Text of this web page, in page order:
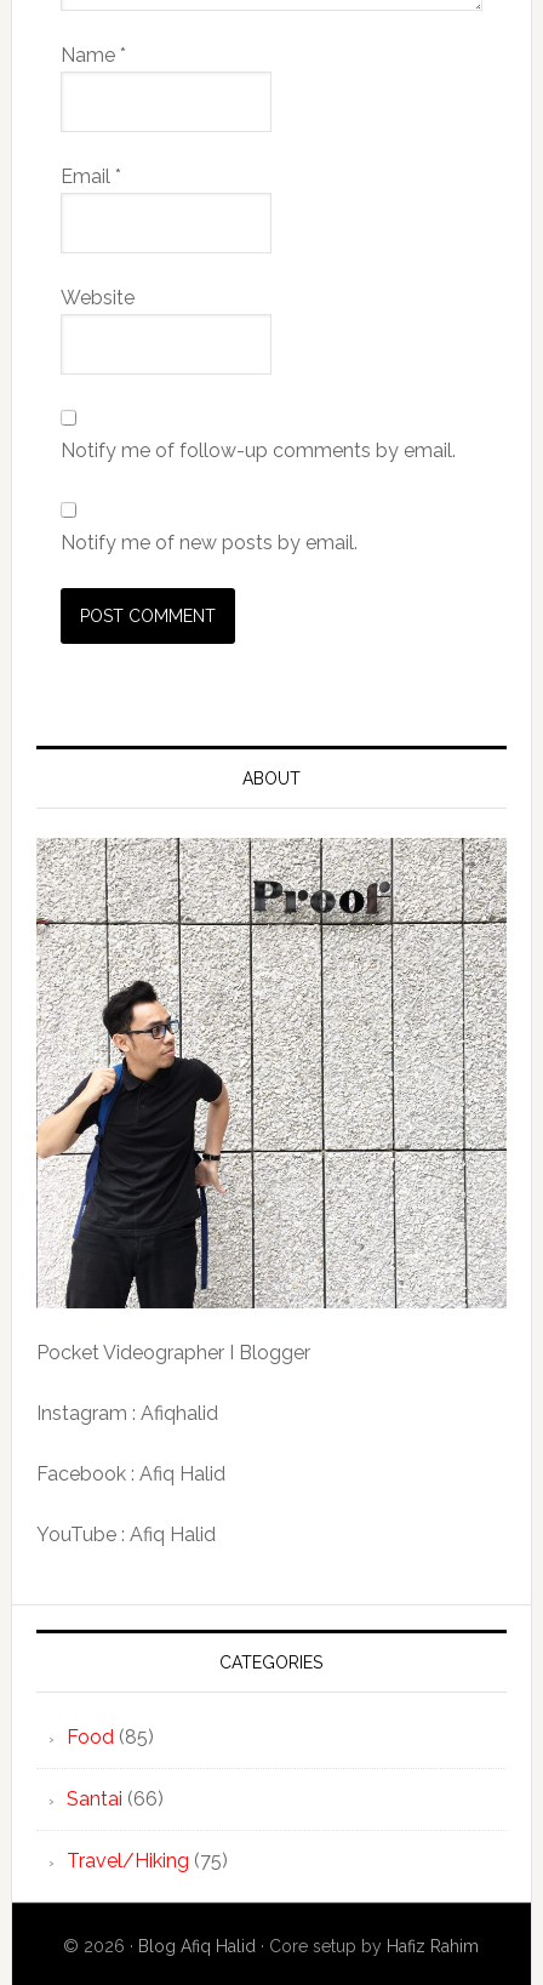
Name *
Email *
Website
Notify me of follow-up comments by email.
Notify me of new posts by email.
ABOUT
Pocket Videographer I Blogger
Instagram : Afiqhalid
Facebook : Afiq Halid
YouTube : Afiq Halid
CATEGORIES
Food(85)
Santai (66)
Travel/Hiking (75)
© 2026 · Blog Afiq Halid · Core setup by Hafiz Rahim